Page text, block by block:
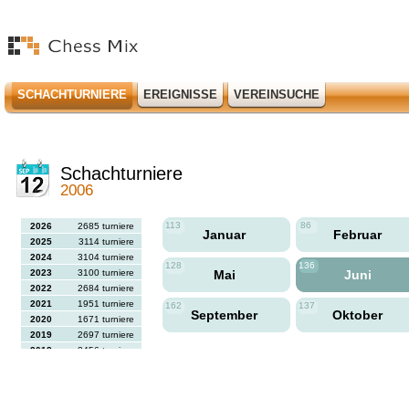
SCHACHTURNIERE EREIGNISSE VEREINSUCHE
Schachturniere
2006
2026
2685 turniere
2025
3114 turniere
2024
3104 turniere
2023
3100 turniere
2022
2684 turniere
2021
1951 turniere
2020
1671 turniere
2019
2697 turniere
2018
2456 turniere
113
Januar
86
Februar
128
Mai
136
Juni
162
September
137
Oktober